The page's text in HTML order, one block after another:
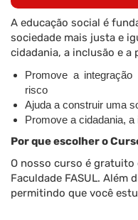
A educação social é
sociedade mais justa e
cidadania, a inclusão e a
Promove a
risco
Ajuda a construir uma
Promove a cidadania,
Por que escolher o
O nosso curso é
Faculdade FASUL. Além
permitindo que você